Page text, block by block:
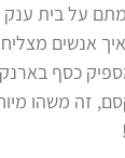
על בית
איך אנשים
כסף
זה משהו